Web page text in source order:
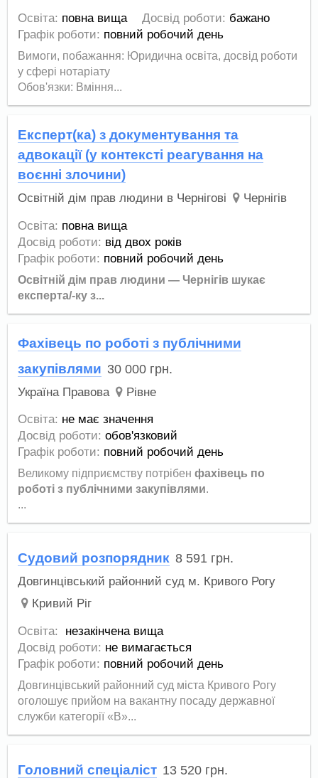
Освіта: повна вища Досвід роботи: бажано
Графік роботи: повний робочий день
Вимоги, побажання: Юридична освіта, досвід роботи
у сфері нотаріату
Обов'язки: Вміння...
Експерт(ка) з документування та
адвокації (у контексті реагування на
воєнні злочини)
Освітній дім прав людини в Чернігові Чернігів
Освіта: повна вища
Досвід роботи: від двох років
Графік роботи: повний робочий день
Освітній дім прав людини — Чернігів шукає
експерта/-ку з...
Фахівець по роботі з публічними
закупівлями 30 000 грн.
Україна Правова Рівне
Освіта: не має значення
Досвід роботи: обов'язковий
Графік роботи: повний робочий день
Великому підприємству потрібенфахівець по
роботі з публічними закупівлями.
...
Судовий розпорядник 8 591 грн.
Довгинцівський районний суд м. Кривого Рогу
Кривий Ріг
Освіта:
незакінчена вища
Досвід роботи: не вимагається
Графік роботи: повний робочий день
Довгинцівський районний суд міста Кривого Рогу
оголошує прийом на вакантну посаду державної
служби категорії «В»...
Головний спеціаліст 13 520 грн.